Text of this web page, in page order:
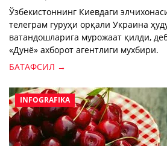
Ўзбекистоннинг Киевдаги
телеграм гуруҳи орқали Украина
ватандошларига мурожаат қилди,
«Дунё» ахборот агентлиги мухбири.
БАТАФСИЛ →
INFOGRAFIKA